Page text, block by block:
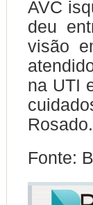
AVC
deu
visão
na UTI
Fonte: